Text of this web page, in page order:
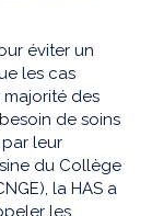
éviter un
les cas
des
de soins
leur
du Collège
la HAS a